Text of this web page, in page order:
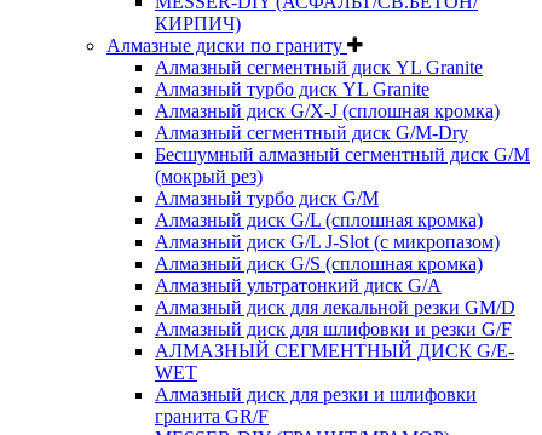
КИРПИЧ)
Алмазные диски по граниту
Алмазный сегментный диск YL Granite
Алмазный турбо диск YL Granite
Алмазный диск G/X-J (сплошная кромка)
Алмазный сегментный диск G/M-Dry
Бесшумный алмазный сегментный диск G/M
(мокрый рез)
Алмазный турбо диск G/M
Алмазный диск G/L (сплошная кромка)
Алмазный диск G/L J-Slot (с микропазом)
Алмазный диск G/S (сплошная кромка)
Алмазный ультратонкий диск G/A
Алмазный диск для лекальной резки GM/D
Алмазный диск для шлифовки и резки G/F
АЛМАЗНЫЙ СЕГМЕНТНЫЙ ДИСК G/E-
WET
Алмазный диск для резки и шлифовки
гранита GR/F